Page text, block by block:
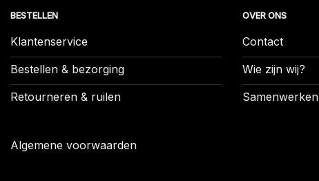
BESTELLEN
Klantenservice
Bestellen & bezorging
Retourneren & ruilen
Algemene voorwaarden
OVER ONS
Contact
Wie zijn wij?
Samenwerken